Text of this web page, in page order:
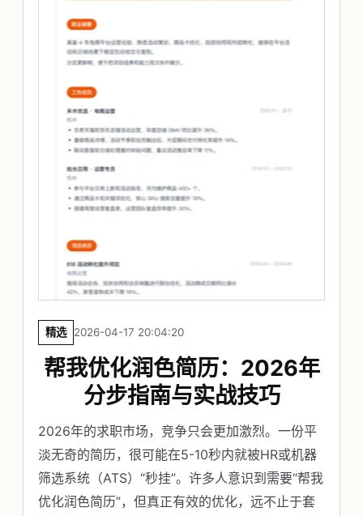
精选 2026-04-17 20:04:20
帮我优化润色简历：2026年
分步指南与实战技巧
2026年的求职市场，竞争只会更加激烈。一份平
淡无奇的简历，很可能在5-10秒内就被HR或机器
筛选系统（ATS）“秒挂”。许多人意识到需要“帮我
优化润色简历”，但真正有效的优化，远不止于套